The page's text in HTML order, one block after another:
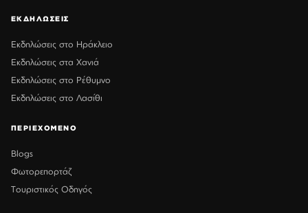
ΕΚΔΗΛΩΣΕΙΣ
Εκδηλώσεις στο Ηράκλειο
Εκδηλώσεις στα Χανιά
Εκδηλώσεις στο Ρέθυμνο
Εκδηλώσεις στο Λασίθι
ΠΕΡΙΕΧΟΜΕΝΟ
Blogs
Φωτορεπορτάζ
Τουριστικός Οδηγός